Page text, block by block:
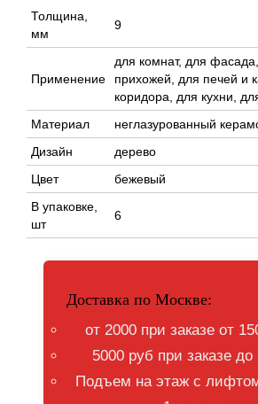
Толщина,
мм
9
Применение
для комнат, для
прихожей, для печей и
коридора, для кухни,
Материал
неглазурованный
Дизайн
дерево
Цвет
бежевый
В упаковке,
шт
6
Доставка по Москве:
от 2000 при заказе от
5000 руб при заказе до
Подъем на этаж с